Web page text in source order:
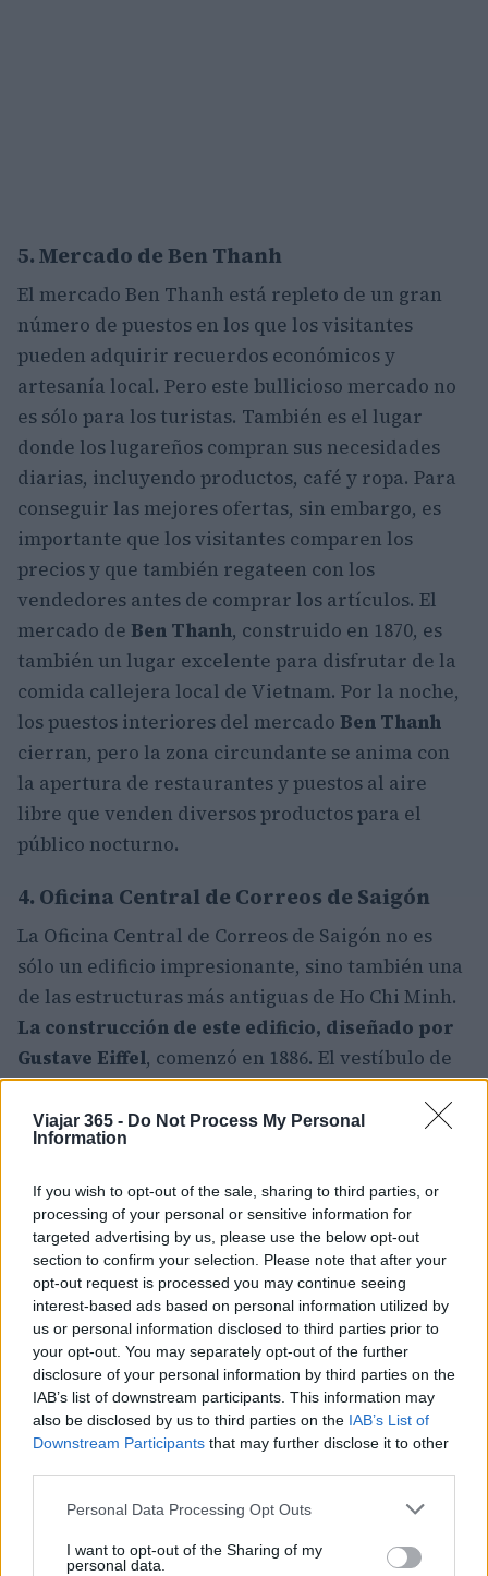
Viajar 365 - Do Not Process My Personal
Information
If you wish to opt-out of the sale, sharing to third parties, or
processing of your personal or sensitive information for
targeted advertising by us, please use the below opt-out
section to confirm your selection. Please note that after your
opt-out request is processed you may continue seeing
interest-based ads based on personal information utilized by
us or personal information disclosed to third parties prior to
your opt-out. You may separately opt-out of the further
disclosure of your personal information by third parties on the
IAB’s list of downstream participants. This information may
also be disclosed by us to third parties on the IAB’s List of
Downstream Participants that may further disclose it to other
Please note that this website/app uses one or more Google
not limited to your visit or usage behaviour. You may click to
Personal Data Processing Opt Outs
I want to opt-out of the Sharing of my
personal data.
5. Mercado de Ben Thanh
El mercado Ben Thanh está repleto de un gran
número de puestos en los que los visitantes
pueden adquirir recuerdos económicos y
artesanía local. Pero este bullicioso mercado no
es sólo para los turistas. También es el lugar
donde los lugareños compran sus necesidades
diarias, incluyendo productos, café y ropa. Para
conseguir las mejores ofertas, sin embargo, es
importante que los visitantes comparen los
precios y que también regateen con los
vendedores antes de comprar los artículos. El
mercado de Ben Thanh, construido en 1870, es
también un lugar excelente para disfrutar de la
comida callejera local de Vietnam. Por la noche,
los puestos interiores del mercado Ben Thanh
cierran, pero la zona circundante se anima con
la apertura de restaurantes y puestos al aire
libre que venden diversos productos para el
público nocturno.
4. Oficina Central de Correos de Saigón
La Oficina Central de Correos de Saigón no es
sólo un edificio impresionante, sino también una
de las estructuras más antiguas de Ho Chi Minh.
La construcción de este edificio, diseñado por
Gustave Eiffel, comenzó en 1886. El vestíbulo de
este gran edificio presenta varios mapas
pintados, y también hay un mosaico del antiguo
presidente del país, Ho Chi Minh, al final del gran
vestíbulo. Este edificio, que cuenta con un
elegante techo abovedado, un hermoso suelo de
baldosas y cabinas telefónicas antiguas, es una
oficina de correos en funcionamiento y su visita
es gratuita. También hay tiendas en laOficina
Central de Correosde Saigón donde los
visitantes pueden comprar postales y otros
recuerdos.
3. Catedral de Notre Dame de Saigón
el Distrito 1, es posiblemente el monumento más
famoso de Ciudad Ho Chi Minh. Y con sus dos